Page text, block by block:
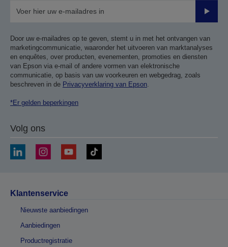
Door uw e-mailadres op te geven, stemt u in met het ontvangen van
marketingcommunicatie, waaronder het uitvoeren van marktanalyses
en enquêtes, over producten, evenementen, promoties en diensten
van Epson via e-mail of andere vormen van elektronische
communicatie, op basis van uw voorkeuren en webgedrag, zoals
beschreven in de Privacyverklaring van Epson.
*Er gelden beperkingen
Volg ons
Klantenservice
Nieuwste aanbiedingen
Aanbiedingen
Productregistratie